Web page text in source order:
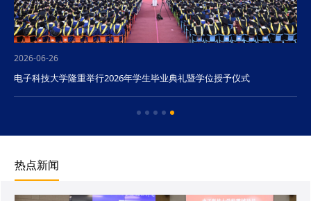
2026-06-26
电子科技大学隆重举行2026年学生毕业典礼暨学位授予仪式
热点新闻